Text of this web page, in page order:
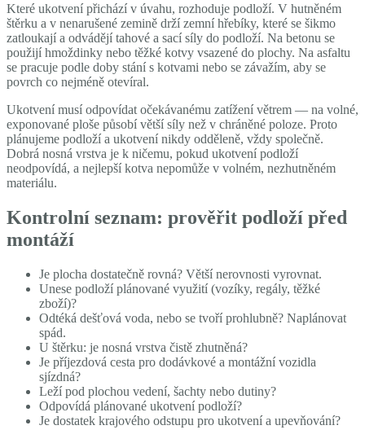
Které ukotvení přichází v úvahu, rozhoduje podloží. V hutněném
štěrku a v nenarušené zemině drží zemní hřebíky, které se šikmo
zatloukají a odvádějí tahové a sací síly do podloží. Na betonu se
použijí hmoždinky nebo těžké kotvy vsazené do plochy. Na asfaltu
se pracuje podle doby stání s kotvami nebo se závažím, aby se
povrch co nejméně otevíral.
Ukotvení musí odpovídat očekávanému zatížení větrem — na volné,
exponované ploše působí větší síly než v chráněné poloze. Proto
plánujeme podloží a ukotvení nikdy odděleně, vždy společně.
Dobrá nosná vrstva je k ničemu, pokud ukotvení podloží
neodpovídá, a nejlepší kotva nepomůže v volném, nezhutněném
materiálu.
Kontrolní seznam: prověřit podloží před
montáží
Je plocha dostatečně rovná? Větší nerovnosti vyrovnat.
Unese podloží plánované využití (vozíky, regály, těžké
zboží)?
Odtéká dešťová voda, nebo se tvoří prohlubně? Naplánovat
spád.
U štěrku: je nosná vrstva čistě zhutněná?
Je příjezdová cesta pro dodávkové a montážní vozidla
sjízdná?
Leží pod plochou vedení, šachty nebo dutiny?
Odpovídá plánované ukotvení podloží?
Je dostatek krajového odstupu pro ukotvení a upevňování?